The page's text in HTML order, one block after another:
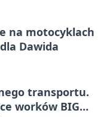
na motocyklach
Dawida
transportu.
worków BIG